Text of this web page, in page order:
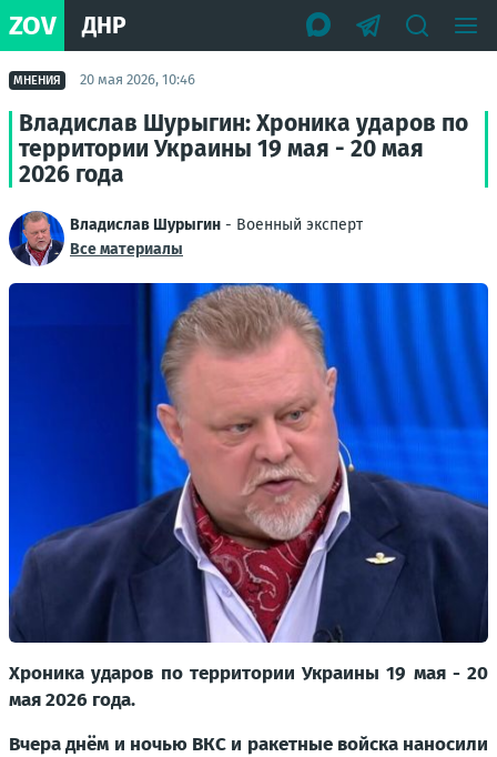
ZOV ДНР
МНЕНИЯ 20 мая 2026, 10:46
Владислав Шурыгин: Хроника ударов по
территории Украины 19 мая - 20 мая
2026 года
Владислав Шурыгин - Военный эксперт
Все материалы
Хроника ударов по территории Украины 19 мая - 20
мая 2026 года.
Вчера днём и ночью ВКС и ракетные войска наносили